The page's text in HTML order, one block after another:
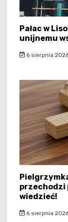
Pałac w
unijnemu
6 sierpnia
przechodzi
wiedzieć!
6 sierpnia